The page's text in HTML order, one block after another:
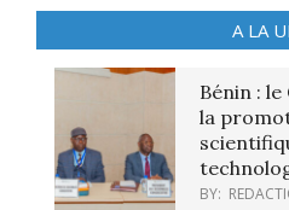
A LA
Bénin :
la
BY: